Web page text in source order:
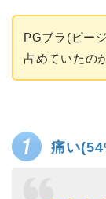
PGブラ(ピー
占めていたの
痛い